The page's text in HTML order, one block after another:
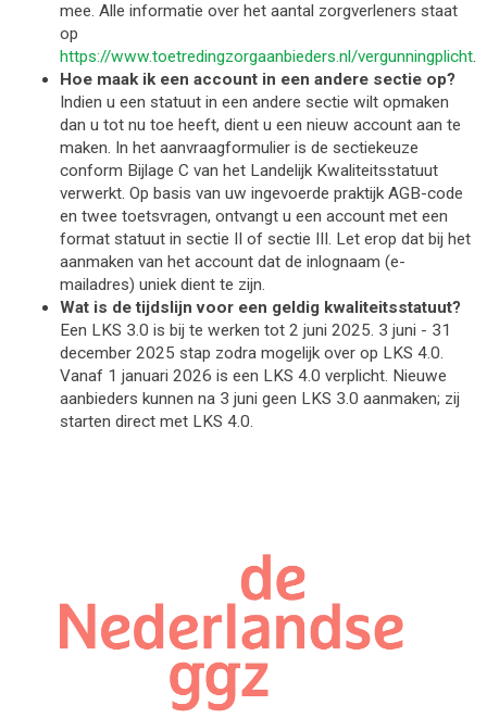
mee. Alle informatie over het aantal zorgverleners staat
op
https://www.toetredingzorgaanbieders.nl/vergunningplicht.
Hoe maak ik een account in een andere sectie op?
Indien u een statuut in een andere sectie wilt opmaken
dan u tot nu toe heeft, dient u een nieuw account aan te
maken. In het aanvraagformulier is de sectiekeuze
conform Bijlage C van het Landelijk Kwaliteitsstatuut
verwerkt. Op basis van uw ingevoerde praktijk AGB-code
en twee toetsvragen, ontvangt u een account met een
format statuut in sectie II of sectie III. Let erop dat bij het
aanmaken van het account dat de inlognaam (e-
mailadres) uniek dient te zijn.
Wat is de tijdslijn voor een geldig kwaliteitsstatuut?
Een LKS 3.0 is bij te werken tot 2 juni 2025. 3 juni - 31
december 2025 stap zodra mogelijk over op LKS 4.0.
Vanaf 1 januari 2026 is een LKS 4.0 verplicht. Nieuwe
aanbieders kunnen na 3 juni geen LKS 3.0 aanmaken; zij
starten direct met LKS 4.0.